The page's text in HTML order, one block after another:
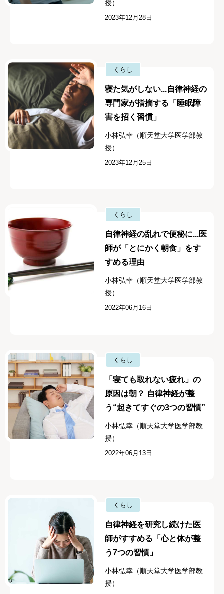
授）
2023年12月28日
くらし
寝た気がしない...自律神経の
専門家が指摘する「睡眠障
害を招く習慣」
小林弘幸（順天堂大学医学部教
授）
2023年12月25日
くらし
自律神経の乱れで便秘に...医
師が「とにかく朝食」をす
すめる理由
小林弘幸（順天堂大学医学部教
授）
2022年06月16日
くらし
「寝ても取れない疲れ」の
原因は朝？ 自律神経が整
う“起きてすぐの3つの習慣”
小林弘幸（順天堂大学医学部教
授）
2022年06月13日
くらし
自律神経を研究し続けた医
師がすすめる「心と体が整
う7つの習慣」
小林弘幸（順天堂大学医学部教
授）